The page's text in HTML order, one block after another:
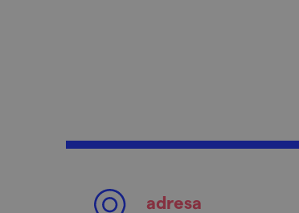
adresa